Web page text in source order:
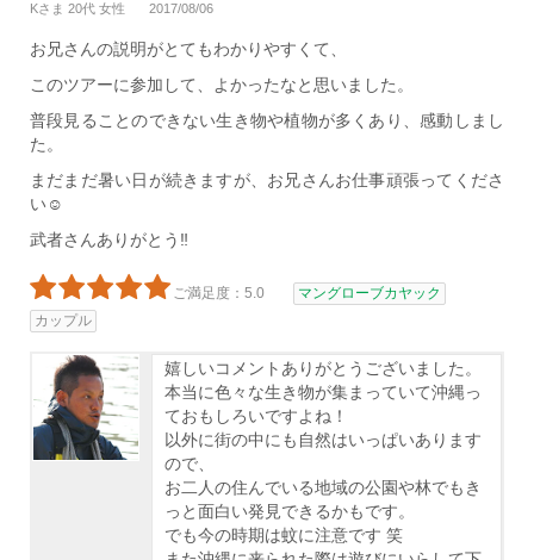
Kさま 20代 女性 2017/08/06
お兄さんの説明がとてもわかりやすくて、
このツアーに参加して、よかったなと思いました。
普段見ることのできない生き物や植物が多くあり、感動しまし
た。
まだまだ暑い日が続きますが、お兄さんお仕事頑張ってくださ
い☺
武者さんありがとう‼
ご満足度：5.0
マングローブカヤック
カップル
嬉しいコメントありがとうございました。
本当に色々な生き物が集まっていて沖縄っ
ておもしろいですよね！
以外に街の中にも自然はいっぱいあります
ので、
お二人の住んでいる地域の公園や林でもき
っと面白い発見できるかもです。
でも今の時期は蚊に注意です 笑